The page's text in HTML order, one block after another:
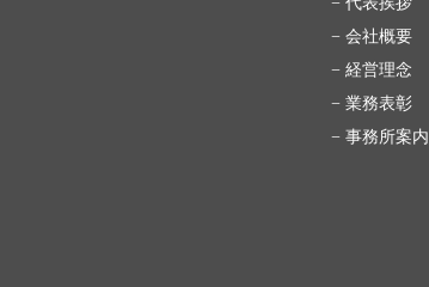
− 会社概要
− 経営理念
− 業務表彰
− 事務所案内